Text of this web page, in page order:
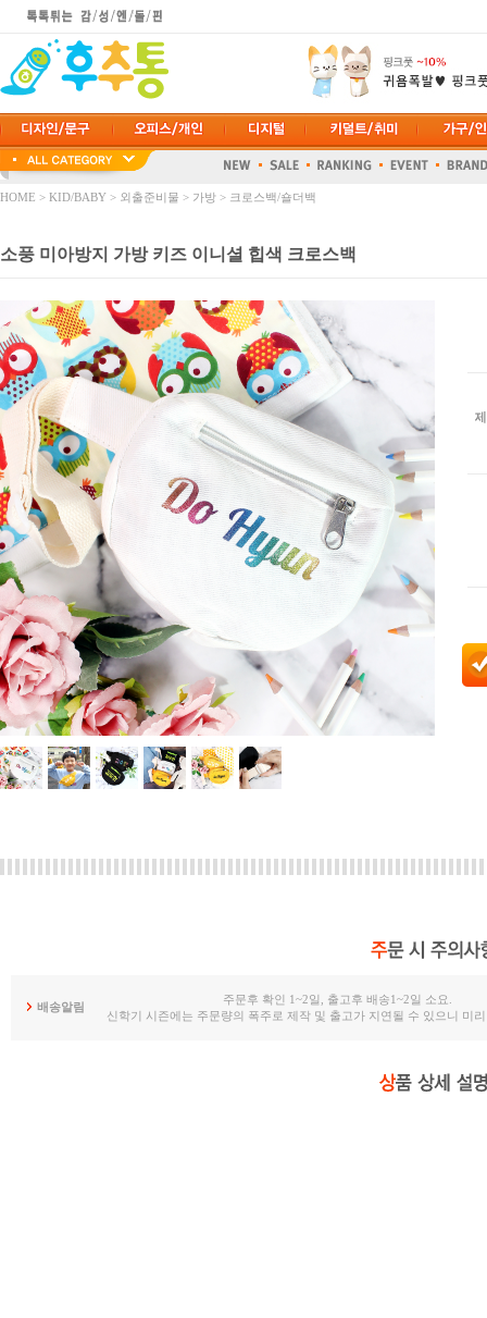
HOME > KID/BABY > 외출준비물 > 가방 > 크로스백/숄더백
소풍 미아방지 가방 키즈 이니셜 힙색 크로스백
배송알림
주문후 확인 1~2일, 출고후 배송1~2일 소요.
신학기 시즌에는 주문량의 폭주로 제작 및 출고가 지연될 수 있으니 미